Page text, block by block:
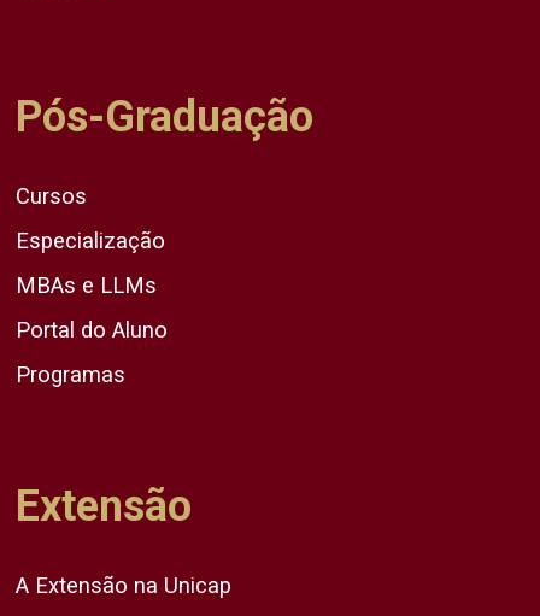
Pós-Graduação
Cursos
Especialização
MBAs e LLMs
Portal do Aluno
Programas
Extensão
A Extensão na Unicap